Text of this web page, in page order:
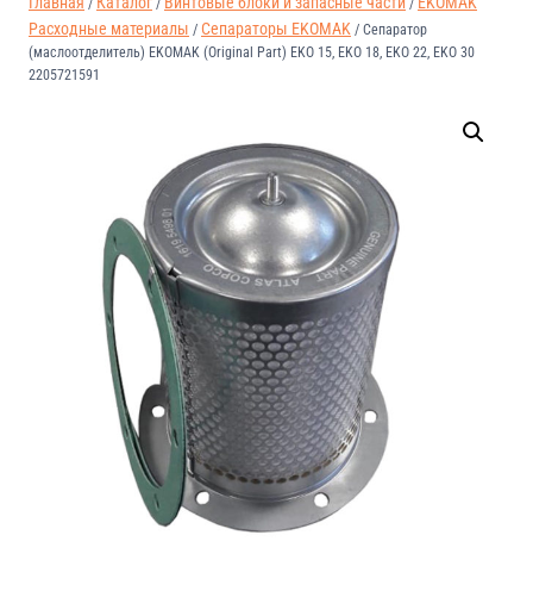
/ / /
Расходные материалы / Сепараторы EKOMAK / Сепаратор
(маслоотделитель) EKOMAK (Original Part) EKO 15, EKO 18, EKO 22, EKO 30
2205721591